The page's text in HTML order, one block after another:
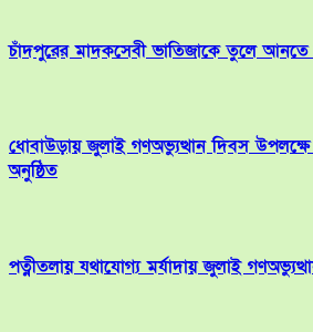
চাঁদপুরের মাদকসেবী ভাতিজাকে তুলে আনতে
ধোবাউড়ায় জুলাই গণঅভ্যুত্থান দিবস
অনুষ্ঠিত
পত্নীতলায় যথাযোগ্য মর্যাদায় জুলাই